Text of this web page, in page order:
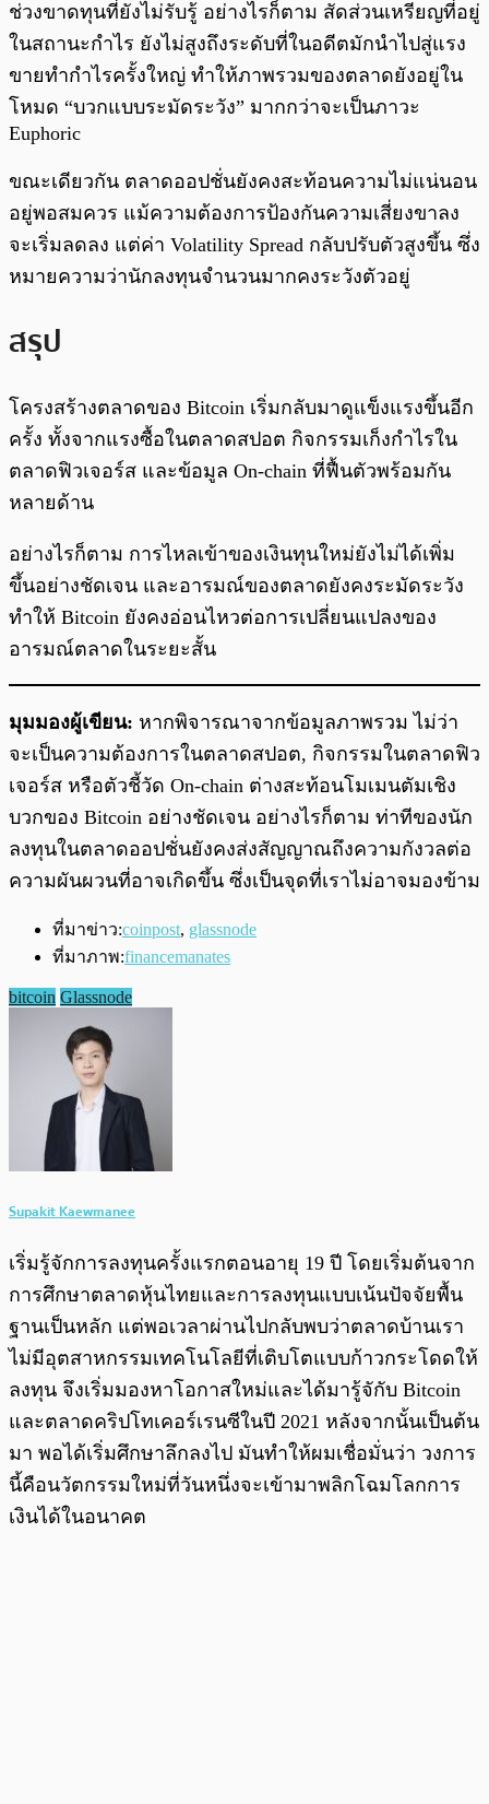
ช่วงขาดทุนที่ยังไม่รับรู้ อย่างไรก็ตาม สัดส่วนเหรียญที่อยู่
ในสถานะกำไร ยังไม่สูงถึงระดับที่ในอดีตมักนำไปสู่แรง
ขายทำกำไรครั้งใหญ่ ทำให้ภาพรวมของตลาดยังอยู่ใน
โหมด “บวกแบบระมัดระวัง” มากกว่าจะเป็นภาวะ
Euphoric
ขณะเดียวกัน ตลาดออปชั่นยังคงสะท้อนความไม่แน่นอน
อยู่พอสมควร แม้ความต้องการป้องกันความเสี่ยงขาลง
จะเริ่มลดลง แต่ค่า Volatility Spread กลับปรับตัวสูงขึ้น ซึ่ง
หมายความว่านักลงทุนจำนวนมากคงระวังตัวอยู่
สรุป
โครงสร้างตลาดของ Bitcoin เริ่มกลับมาดูแข็งแรงขึ้นอีก
ครั้ง ทั้งจากแรงซื้อในตลาดสปอต กิจกรรมเก็งกำไรใน
ตลาดฟิวเจอร์ส และข้อมูล On-chain ที่ฟื้นตัวพร้อมกัน
หลายด้าน
อย่างไรก็ตาม การไหลเข้าของเงินทุนใหม่ยังไม่ได้เพิ่ม
ขึ้นอย่างชัดเจน และอารมณ์ของตลาดยังคงระมัดระวัง
ทำให้ Bitcoin ยังคงอ่อนไหวต่อการเปลี่ยนแปลงของ
อารมณ์ตลาดในระยะสั้น
มุมมองผู้เขียน: หากพิจารณาจากข้อมูลภาพรวม ไม่ว่า
จะเป็นความต้องการในตลาดสปอต, กิจกรรมในตลาดฟิว
เจอร์ส หรือตัวชี้วัด On-chain ต่างสะท้อนโมเมนตัมเชิง
บวกของ Bitcoin อย่างชัดเจน อย่างไรก็ตาม ท่าทีของนัก
ลงทุนในตลาดออปชั่นยังคงส่งสัญญาณถึงความกังวลต่อ
ความผันผวนที่อาจเกิดขึ้น ซึ่งเป็นจุดที่เราไม่อาจมองข้าม
ที่มาข่าว:coinpost, glassnode
ที่มาภาพ:financemanates
bitcoin Glassnode
Supakit Kaewmanee
เริ่มรู้จักการลงทุนครั้งแรกตอนอายุ 19 ปี โดยเริ่มต้นจาก
การศึกษาตลาดหุ้นไทยและการลงทุนแบบเน้นปัจจัยพื้น
ฐานเป็นหลัก แต่พอเวลาผ่านไปกลับพบว่าตลาดบ้านเรา
ไม่มีอุตสาหกรรมเทคโนโลยีที่เติบโตแบบก้าวกระโดดให้
ลงทุน จึงเริ่มมองหาโอกาสใหม่และได้มารู้จักับ Bitcoin
และตลาดคริปโทเคอร์เรนซีในปี 2021 หลังจากนั้นเป็นต้น
มา พอได้เริ่มศึกษาลึกลงไป มันทำให้ผมเชื่อมั่นว่า วงการ
นี้คือนวัตกรรมใหม่ที่วันหนึ่งจะเข้ามาพลิกโฉมโลกการ
เงินได้ในอนาคต